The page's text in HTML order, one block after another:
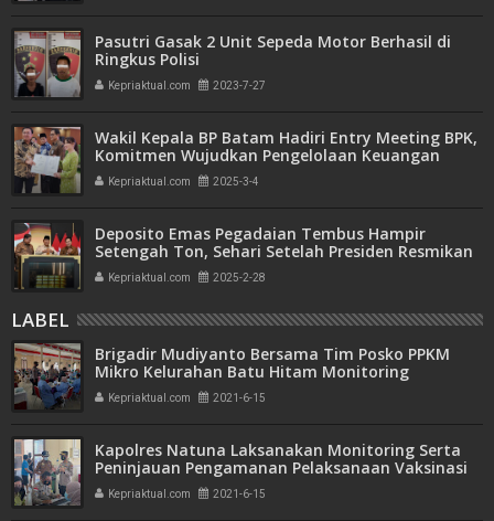
Pasutri Gasak 2 Unit Sepeda Motor Berhasil di
Ringkus Polisi
Kepriaktual.com 2023-7-27
Wakil Kepala BP Batam Hadiri Entry Meeting BPK,
Komitmen Wujudkan Pengelolaan Keuangan
Transparan dan Akuntabel
Kepriaktual.com 2025-3-4
Deposito Emas Pegadaian Tembus Hampir
Setengah Ton, Sehari Setelah Presiden Resmikan
Bank Emas
Kepriaktual.com 2025-2-28
LABEL
Brigadir Mudiyanto Bersama Tim Posko PPKM
Mikro Kelurahan Batu Hitam Monitoring
Pelaksanaan Vaksinasi Covid-19
Kepriaktual.com 2021-6-15
Kapolres Natuna Laksanakan Monitoring Serta
Peninjauan Pengamanan Pelaksanaan Vaksinasi
Kepriaktual.com 2021-6-15